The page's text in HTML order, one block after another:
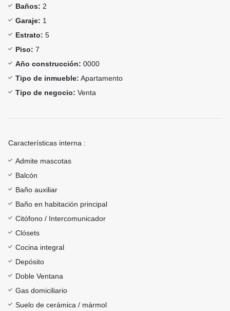
Baños: 2
Garaje: 1
Estrato: 5
Piso: 7
Año construcción: 0000
Tipo de inmueble: Apartamento
Tipo de negocio: Venta
Características interna :
Admite mascotas
Balcón
Baño auxiliar
Baño en habitación principal
Citófono / Intercomunicador
Clósets
Cocina integral
Depósito
Doble Ventana
Gas domiciliario
Suelo de cerámica / mármol